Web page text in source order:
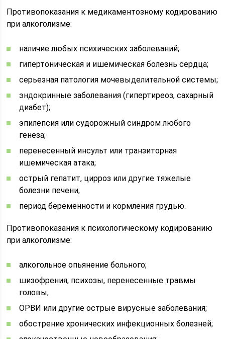
Противопоказания к медикаментозному кодированию
при алкоголизме:
наличие любых психических заболеваний;
гипертоническая и ишемическая болезнь сердца;
серьезная патология мочевыделительной системы;
эндокринные заболевания (гипертиреоз, сахарный
диабет);
эпилепсия или судорожный синдром любого
генеза;
перенесенный инсульт или транзиторная
ишемическая атака;
острый гепатит, цирроз или другие тяжелые
болезни печени;
период беременности и кормления грудью.
Противопоказания к психологическому кодированию
при алкоголизме:
алкогольное опьянение больного;
шизофрения, психозы, перенесенные травмы
головы;
ОРВИ или другие острые вирусные заболевания;
обострение хронических инфекционных болезней;